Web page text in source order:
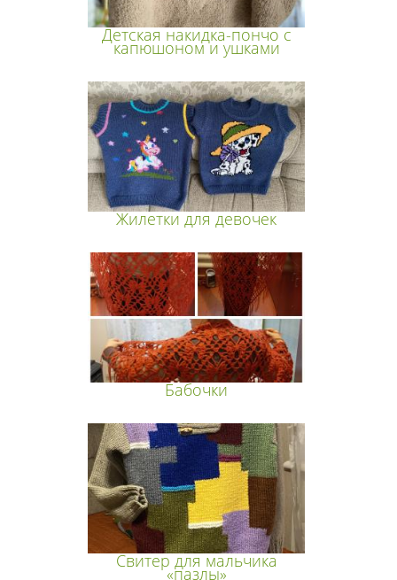
Детская накидка-пончо с
капюшоном и ушками
Жилетки для девочек
Бабочки
Свитер для мальчика
«пазлы»